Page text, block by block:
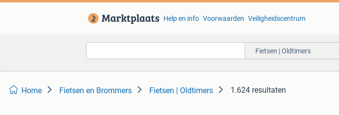
Help en info Voorwaarden Veiligheidscentrum
Fietsen | Oldtimers
Home Fietsen en Brommers Fietsen | Oldtimers 1.624 resultaten